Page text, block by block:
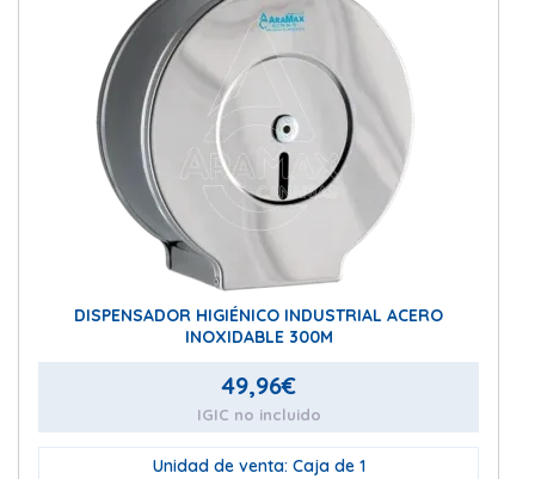
DISPENSADOR HIGIÉNICO INDUSTRIAL ACERO
INOXIDABLE 300M
49,96€
IGIC no incluido
Unidad de venta: Caja de 1